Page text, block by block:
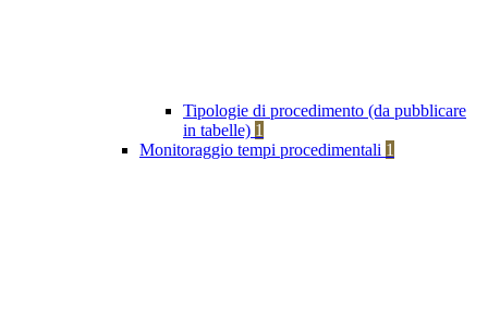
Tipologie di procedimento (da pubblicare
in tabelle) 1
Monitoraggio tempi procedimentali 1